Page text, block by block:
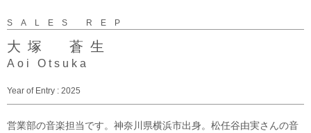
SALES REP
大塚 蒼生
Aoi Otsuka
Year of Entry : 2025
営業部の音楽担当です。神奈川県横浜市出身。松任谷由実さんの音